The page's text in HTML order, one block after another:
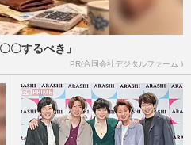
〇するべき」
PR(合同会社デジタルファーム )